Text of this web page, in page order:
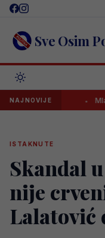
Skip
content Sve Osim
NAJNOVIJE Mladi bh.
ISTAKNUTE
Skandal
nije
Lalatović